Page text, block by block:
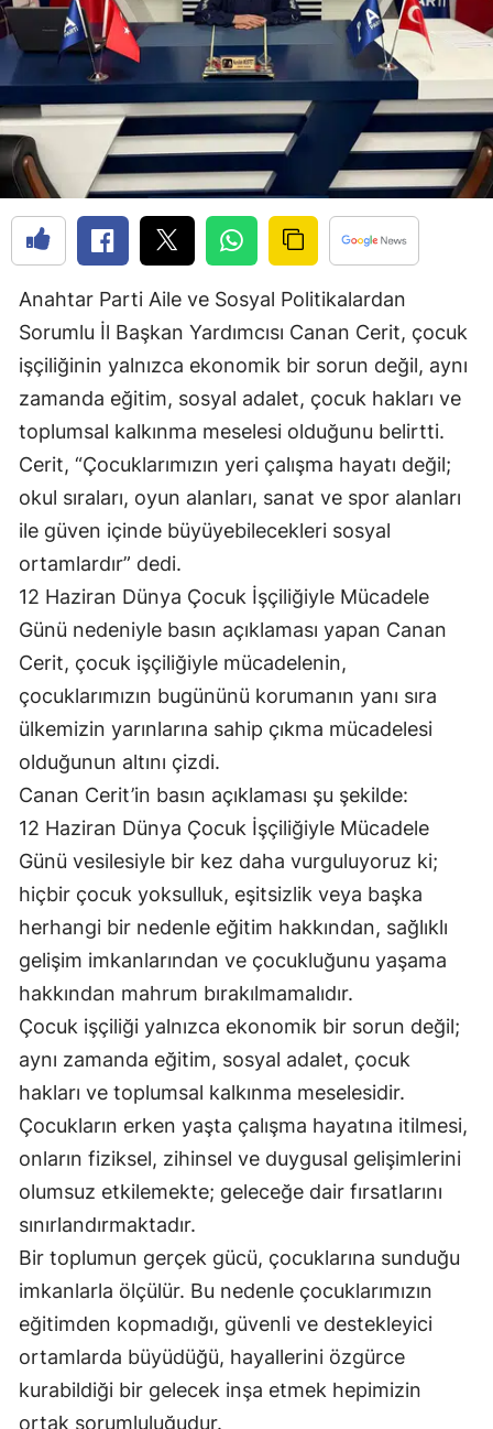
Diyarbakır
Edirne
Elazığ
Erzincan
Erzurum
Eskişehir
Giresun
Gümüşhane
Hatay
Isparta
İstanbul
İzmir
Kars
Kastamonu
Kırklareli
Kırşehir
Kocaeli
Konya
Kütahya
Malatya
Manisa
Kahramanmaraş
Mardin
Nevşehir
Niğde
Anahtar Parti Aile ve Sosyal Politikalardan
Sorumlu İl Başkan Yardımcısı Canan Cerit, çocuk
işçiliğinin yalnızca ekonomik bir sorun değil, aynı
zamanda eğitim, sosyal adalet, çocuk hakları ve
toplumsal kalkınma meselesi olduğunu belirtti.
Cerit, “Çocuklarımızın yeri çalışma hayatı değil;
okul sıraları, oyun alanları, sanat ve spor alanları
ile güven içinde büyüyebilecekleri sosyal
ortamlardır” dedi.
12 Haziran Dünya Çocuk İşçiliğiyle Mücadele
Günü nedeniyle basın açıklaması yapan Canan
Cerit, çocuk işçiliğiyle mücadelenin,
çocuklarımızın bugününü korumanın yanı sıra
ülkemizin yarınlarına sahip çıkma mücadelesi
olduğunun altını çizdi.
Canan Cerit’in basın açıklaması şu şekilde:
12 Haziran Dünya Çocuk İşçiliğiyle Mücadele
Günü vesilesiyle bir kez daha vurguluyoruz ki;
hiçbir çocuk yoksulluk, eşitsizlik veya başka
herhangi bir nedenle eğitim hakkından, sağlıklı
gelişim imkanlarından ve çocukluğunu yaşama
hakkından mahrum bırakılmamalıdır.
Çocuk işçiliği yalnızca ekonomik bir sorun değil;
aynı zamanda eğitim, sosyal adalet, çocuk
hakları ve toplumsal kalkınma meselesidir.
Çocukların erken yaşta çalışma hayatına itilmesi,
onların fiziksel, zihinsel ve duygusal gelişimlerini
olumsuz etkilemekte; geleceğe dair fırsatlarını
sınırlandırmaktadır.
Bir toplumun gerçek gücü, çocuklarına sunduğu
imkanlarla ölçülür. Bu nedenle çocuklarımızın
eğitimden kopmadığı, güvenli ve destekleyici
ortamlarda büyüdüğü, hayallerini özgürce
kurabildiği bir gelecek inşa etmek hepimizin
ortak sorumluluğudur.